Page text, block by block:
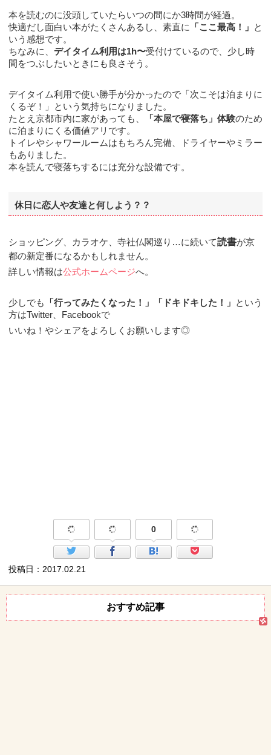
本を読むのに没頭していたらいつの間にか3時間が経過。
快適だし面白い本がたくさんあるし、素直に 「ここ最高！」
と
いう感想です。
ちなみに、 デイタイム利用は1h〜受付けているので、少し時
間をつぶしたいときにも良さそう。
デイタイム利用で使い勝手が分かったので「次こそは泊まりに
くるぞ！」という気持ちになりました。
たとえ京都市内に家があっても、
「本屋で寝落ち」体験のため
に泊まりにくる価値アリです。
トイレやシャワールームはもちろん完備、ドライヤーやミラー
もありました。
本を読んで寝落ちするには充分な設備です。
休日に恋人や友達と何しよう？？
ショッピング、カラオケ、寺社仏閣巡り…に続いて読書が京
都の新定番になるかもしれません。
詳しい情報は公式ホームページへ。
少しでも 「行ってみたくなった！」「ドキドキした！」
という
方はTwitter、Facebookで
いいね！やシェアをよろしくお願いします◎
0
投稿日：2017.02.21
おすすめ記事